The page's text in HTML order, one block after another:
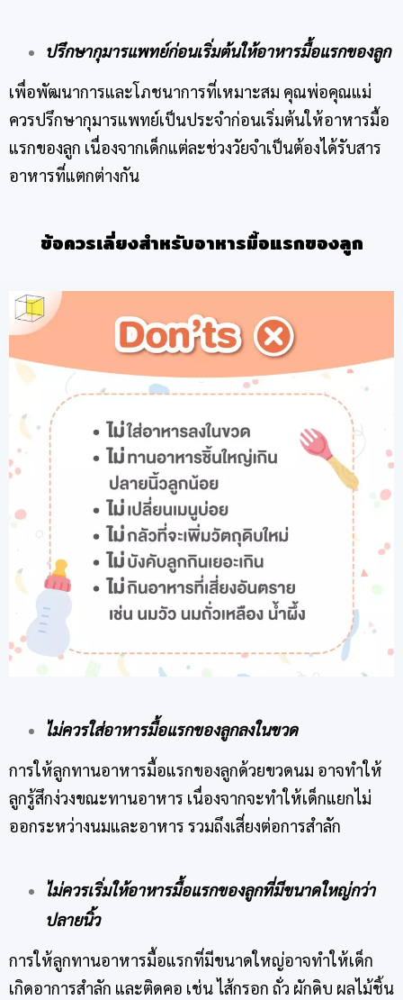
ปรึกษากุมารแพทย์ก่อนเริ่มต้นให้อาหารมื้อแรกของลูก
เพื่อพัฒนาการและโภชนาการที่เหมาะสม คุณพ่อคุณแม่
ควรปรึกษากุมารแพทย์เป็นประจำก่อนเริ่มต้นให้อาหารมื้อ
แรกของลูก เนื่องจากเด็กแต่ละช่วงวัยจำเป็นต้องได้รับสาร
อาหารที่แตกต่างกัน
ข้อควรเลี่ยงสำหรับอาหารมื้อแรกของลูก
ไม่ควรใส่อาหารมื้อแรกของลูกลงในขวด
การให้ลูกทานอาหารมื้อแรกของลูกด้วยขวดนม อาจทำให้
ลูกรู้สึกง่วงขณะทานอาหาร เนื่องจากจะทำให้เด็กแยกไม่
ออกระหว่างนมและอาหาร รวมถึงเสี่ยงต่อการสำลัก
ไม่ควรเริ่มให้อาหารมื้อแรกของลูกที่มีขนาดใหญ่กว่า
ปลายนิ้ว
การให้ลูกทานอาหารมื้อแรกที่มีขนาดใหญ่อาจทำให้เด็ก
เกิดอาการสำลัก และติดคอ เช่น ไส้กรอก ถั่ว ผักดิบ ผลไม้ชิ้น